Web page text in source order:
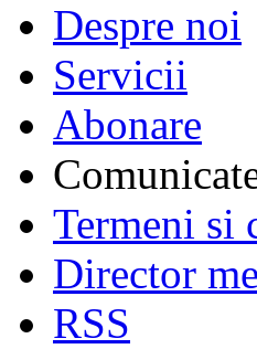
Despre noi
Servicii
Abonare
Termeni si
Director
RSS